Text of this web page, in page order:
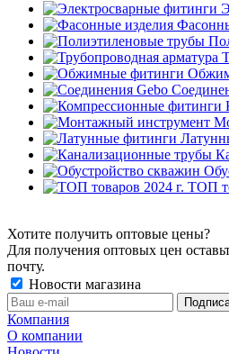
ТОП
Хотите получить оптовые цены?
Для получения оптовых цен
почту.
Новости магазина
Компания
О компании